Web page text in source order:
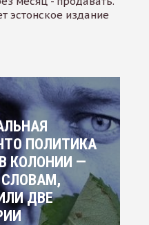
эстонское издание
ПОЛИТИКА
КОЛОНИИ —
СЛОВАМ,
ДВЕ